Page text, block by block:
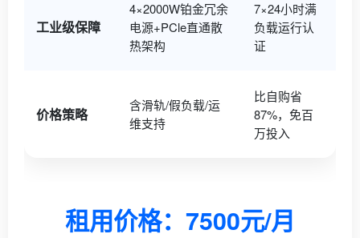
工业级保障
4×2000W铂金冗余
电源+PCle直通散
热架构
7×24小时满
负载运行认
证
价格策略
含滑轨/假负载/运
维支持
比自购省
87%，免百
万投入
租用价格：7500元/月